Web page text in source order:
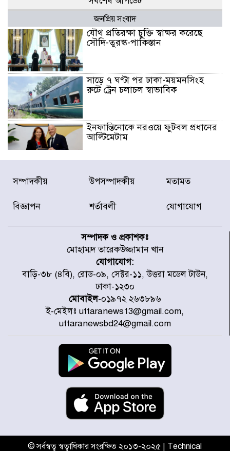
জনপ্রিয় সংবাদ
যৌথ প্রতিরক্ষা চুক্তি স্বাক্ষর করেছে
সৌদি-তুরস্ক-পাকিস্তান
সাড়ে ৭ ঘণ্টা পর ঢাকা-ময়মনসিংহ
রুটে ট্রেন চলাচল স্বাভাবিক
ইনফান্তিনোকে নরওয়ে ফুটবল প্রধানের
আল্টিমেটাম
দেশে ভারি বৃষ্টির সতর্কবার্তা, ১০
জেলায় বন্যার পূর্বাভাস
স্থাপনের উদ্যোগ চান মিয়া ব্যাপারীর
৭ জেলায় ঝোড়ো হাওয়াসহ বজ্রবৃষ্টির
শঙ্কা
বগুড়া ও সিলেটে সড়ক দুর্ঘটনায় নিহত
১৫
জুলাইয়ে দেশজুড়ে ৪৫৮টি সড়ক
দুর্ঘটনায় ৪১৬ জন নিহত হয়েছেন
হারিয়ে যাওয়া শিশুকে পরিবারের কাছে
ফিরিয়ে প্রশংসায় ভাসছেন খিলক্ষেত
সম্পাদকীয় উপসম্পাদকীয় মতামত
বিজ্ঞাপন শর্তাবলী যোগাযোগ
সম্পাদক ও প্রকাশকঃ
মোহাম্মদ তারেকউজ্জামান খান
যোগাযোগ:
বাড়ি-৩৮ (৪বি), রোড-০৯, সেক্টর-১১, উত্তরা মডেল টাউন,
ঢাকা-১২৩০
মোবাইল-০১৯৭২ ২৬৩৮৯৬
ই-মেইলঃ uttaranews13@gmail.com,
uttaranewsbd24@gmail.com
© সর্বস্বত্ব স্বত্বাধিকার সংরক্ষিত ২০১৩-২০২৫ | Technical